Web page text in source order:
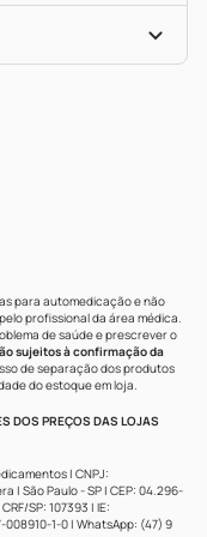
para automedicação e não
profissional da área médica.
de saúde e prescrever o
sujeitos à confirmação da
de separação dos produtos
do estoque em loja.
DOS PREÇOS DAS LOJAS
| CNPJ:
| São Paulo - SP | CEP: 04.296-
SP: 107393 | IE:
008910-1-0 | WhatsApp: (47) 9